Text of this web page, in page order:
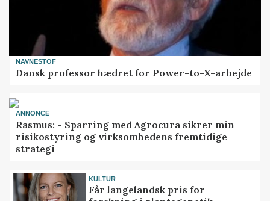
NAVNESTOF
Dansk professor hædret for Power-to-X-arbejde
ANNONCE
Rasmus: - Sparring med Agrocura sikrer min
risikostyring og virksomhedens fremtidige
strategi
KULTUR
Får langelandsk pris for